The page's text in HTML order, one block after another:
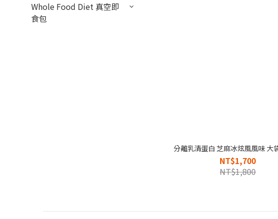
Whole Food Diet 真空即
食包
分離乳清蛋白 芝麻冰炫風風味 大
NT$1,700
NT$1,800